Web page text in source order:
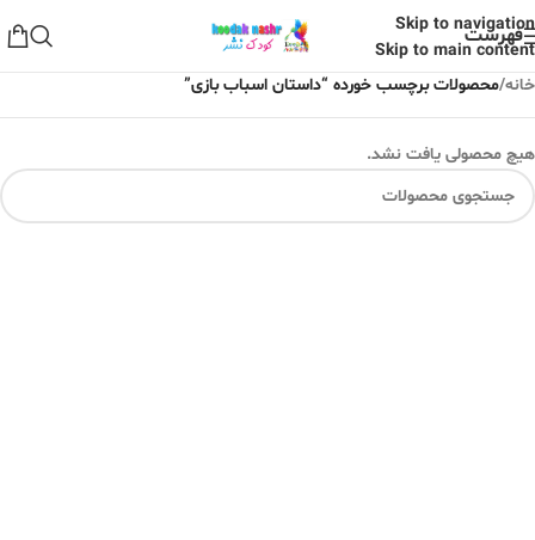
Skip to navigation
Skip to main content
فهرست
خانه/محصولات برچسب خورده “داستان اسباب بازی”
هیچ محصولی یافت نشد.